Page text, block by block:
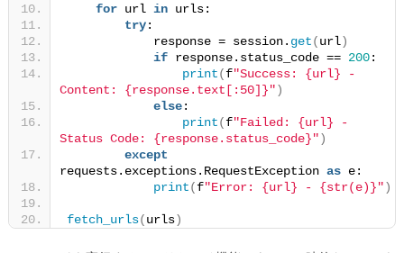
for url in urls:
try:
            response = session.
get(url)
if response.status_code == 200:
print(f"Success: {url} -
Content: {response.text[:50]}")
else:
print(f"Failed: {url} -
Status Code: {response.status_code}")
except
requests.exceptions.RequestException as e:
print(f"Error: {url} - {str(e)}")
fetch_urls(urls)